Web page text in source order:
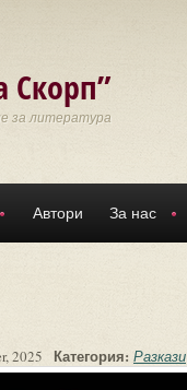
Скорп”
за литература
Автори За нас
2025 Категория: Разкази